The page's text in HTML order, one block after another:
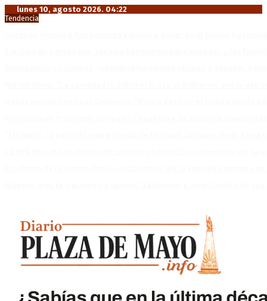
lunes 10, agosto 2026. 04:22
Tendencia